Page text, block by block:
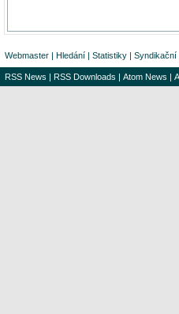
Webmaster | Hledání | Statistiky | Syndikační
RSS News | RSS Downloads | Atom News |